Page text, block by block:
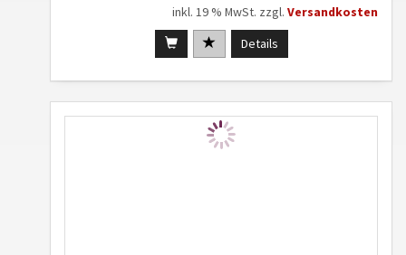
inkl. 19 % MwSt. zzgl. Versandkosten
Details